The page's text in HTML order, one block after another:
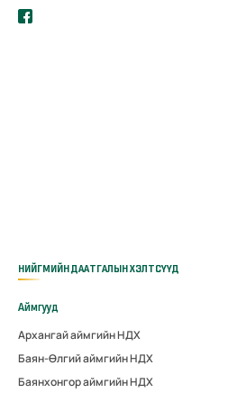
НИЙГМИЙН ДААТГАЛЫН ХЭЛТСҮҮД
Аймгууд
Архангай аймгийн НДХ
Баян-Өлгий аймгийн НДХ
Баянхонгор аймгийн НДХ